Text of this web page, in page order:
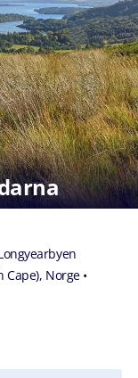
Cape), Norge •